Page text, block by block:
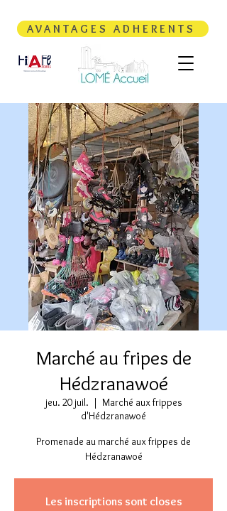
AVANTAGES ADHERENTS
Marché au fripes de
Hédzranawoé
jeu. 20 juil.
  |
Marché aux frippes
d'Hédzranawoé
Promenade au marché aux frippes de
Hédzranawoé
Les inscriptions sont closes